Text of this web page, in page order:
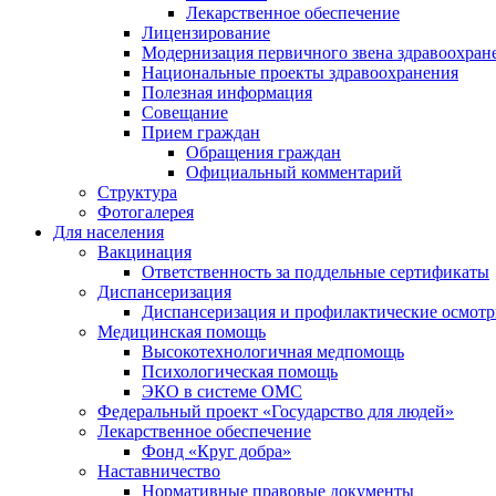
Лекарственное обеспечение
Лицензирование
Модернизация первичного звена
Национальные проекты здравоохранения
Полезная информация
Совещание
Прием граждан
Обращения граждан
Официальный комментарий
Структура
Фотогалерея
Для населения
Вакцинация
Ответственность за поддельные сертификаты
Диспансеризация
Диспансеризация и профилактические
Медицинская помощь
Высокотехнологичная медпомощь
Психологическая помощь
ЭКО в системе ОМС
Федеральный проект «Государство для людей»
Лекарственное обеспечение
Фонд «Круг добра»
Наставничество
Нормативные правовые документы